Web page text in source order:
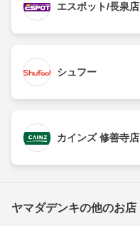
エスポット/長泉店
シュフー
カインズ 修善寺店
ヤマダデンキの他のお店